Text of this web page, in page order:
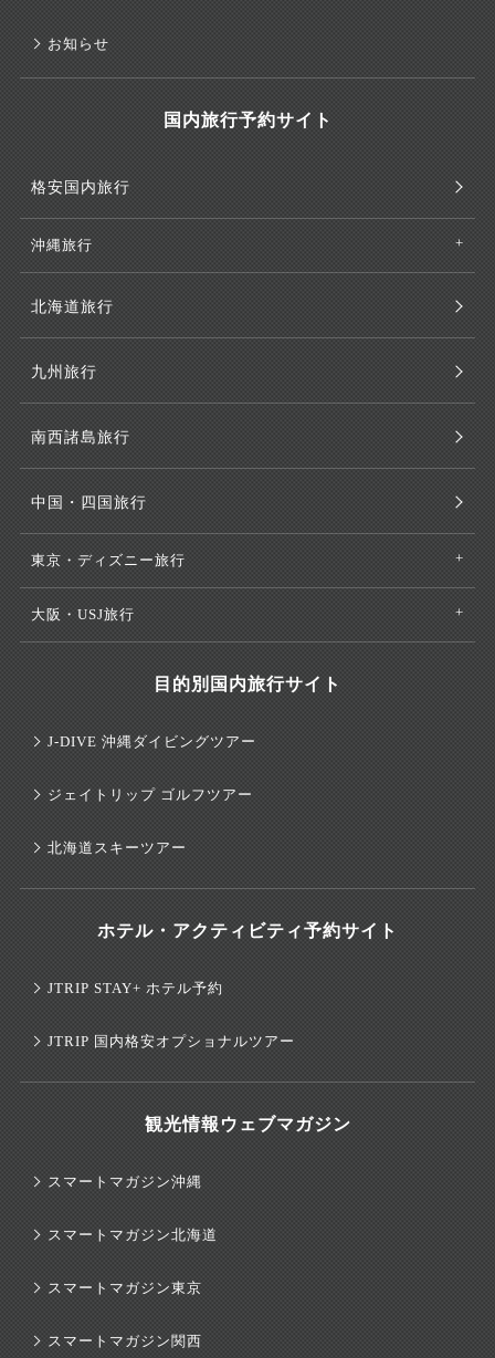
お知らせ
国内旅行予約サイト
格安国内旅行
沖縄旅行
北海道旅行
九州旅行
南西諸島旅行
中国・四国旅行
東京・ディズニー旅行
大阪・USJ旅行
目的別国内旅行サイト
J-DIVE 沖縄ダイビングツアー
ジェイトリップ ゴルフツアー
北海道スキーツアー
ホテル・アクティビティ予約サイト
JTRIP STAY+ ホテル予約
JTRIP 国内格安オプショナルツアー
観光情報ウェブマガジン
スマートマガジン沖縄
スマートマガジン北海道
スマートマガジン東京
スマートマガジン関西